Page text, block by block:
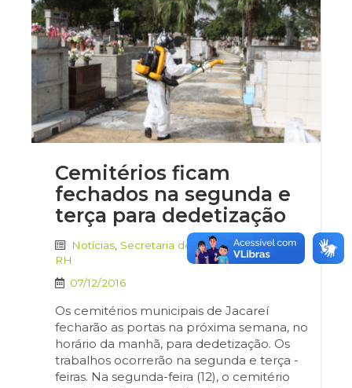
Cemitérios ficam
fechados na segunda e
terça para dedetização
Notícias Secretaria de Administração e
RH
07/12/2016
Os cemitérios municipais de Jacareí
fecharão as portas na próxima semana, no
horário da manhã, para dedetização. Os
trabalhos ocorrerão na segunda e terça -
feiras. Na segunda-feira (12), o cemitério